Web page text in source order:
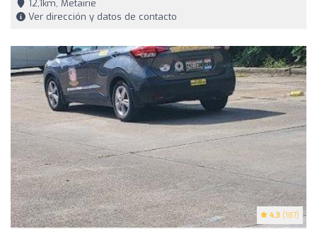
12,1km, Metairie
Ver dirección y datos de contacto
4.3 (187)